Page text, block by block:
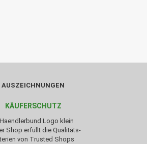
AUSZEICHNUNGEN
KÄUFERSCHUTZ
Shop erfüllt die Qualitäts-
von Trusted Shops